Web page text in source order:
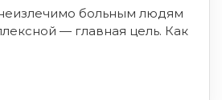
больным людям
— главная цель. Как